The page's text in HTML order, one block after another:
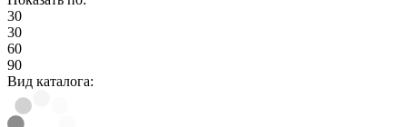
30
30
60
90
Вид каталога: